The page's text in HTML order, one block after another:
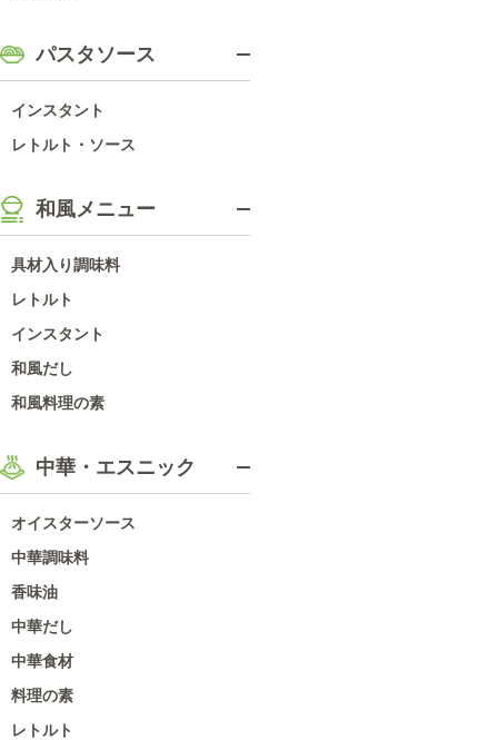
パスタソース
インスタント
レトルト・ソース
和風メニュー
具材入り調味料
レトルト
インスタント
和風だし
和風料理の素
中華・エスニック
オイスターソース
中華調味料
香味油
中華だし
中華食材
料理の素
レトルト